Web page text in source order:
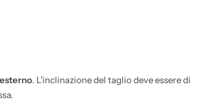
. L'inclinazione del taglio deve essere di